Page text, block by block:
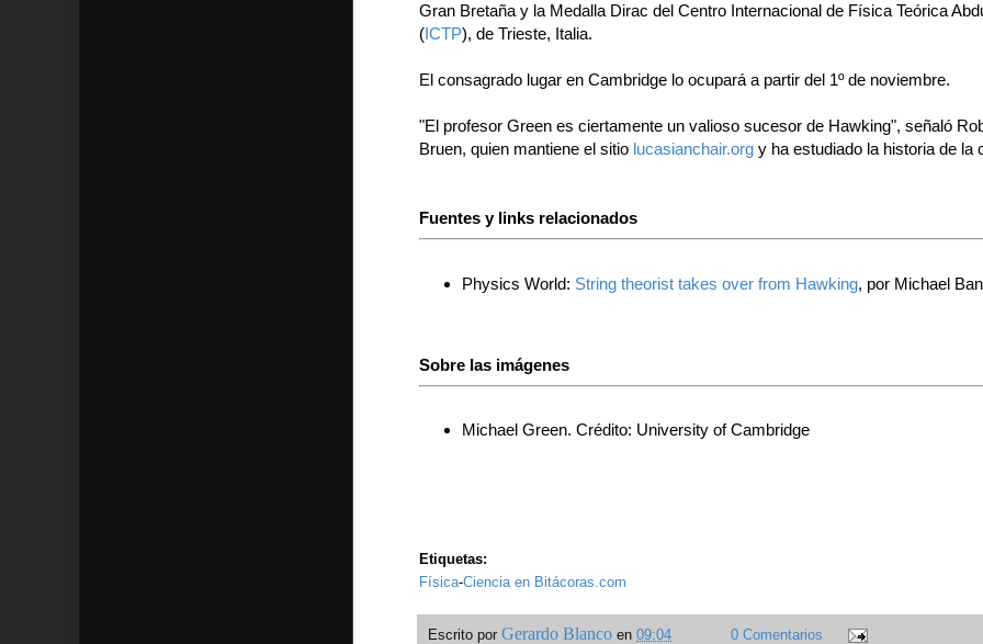
Gran Bretaña y la Medalla Dirac del Centro Internacional de Física Teórica
(ICTP), de Trieste, Italia.
El consagrado lugar en Cambridge lo ocupará a partir del 1º de noviembre.
"El profesor Green es ciertamente un valioso sucesor de Hawking", señaló
Bruen, quien mantiene el sitio lucasianchair.org y ha estudiado la historia de la
Fuentes y links relacionados
Physics World: String theorist takes over from Hawking, por Michael
Sobre las imágenes
Michael Green. Crédito: University of Cambridge
Etiquetas:
Física-Ciencia en Bitácoras.com
Escrito por Gerardo Blanco en 09:04 0 Comentarios